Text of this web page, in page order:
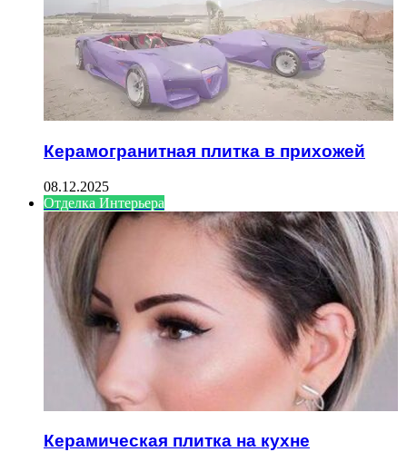
Керамогранитная плитка в прихожей
08.12.2025
Отделка Интерьера
Керамическая плитка на кухне